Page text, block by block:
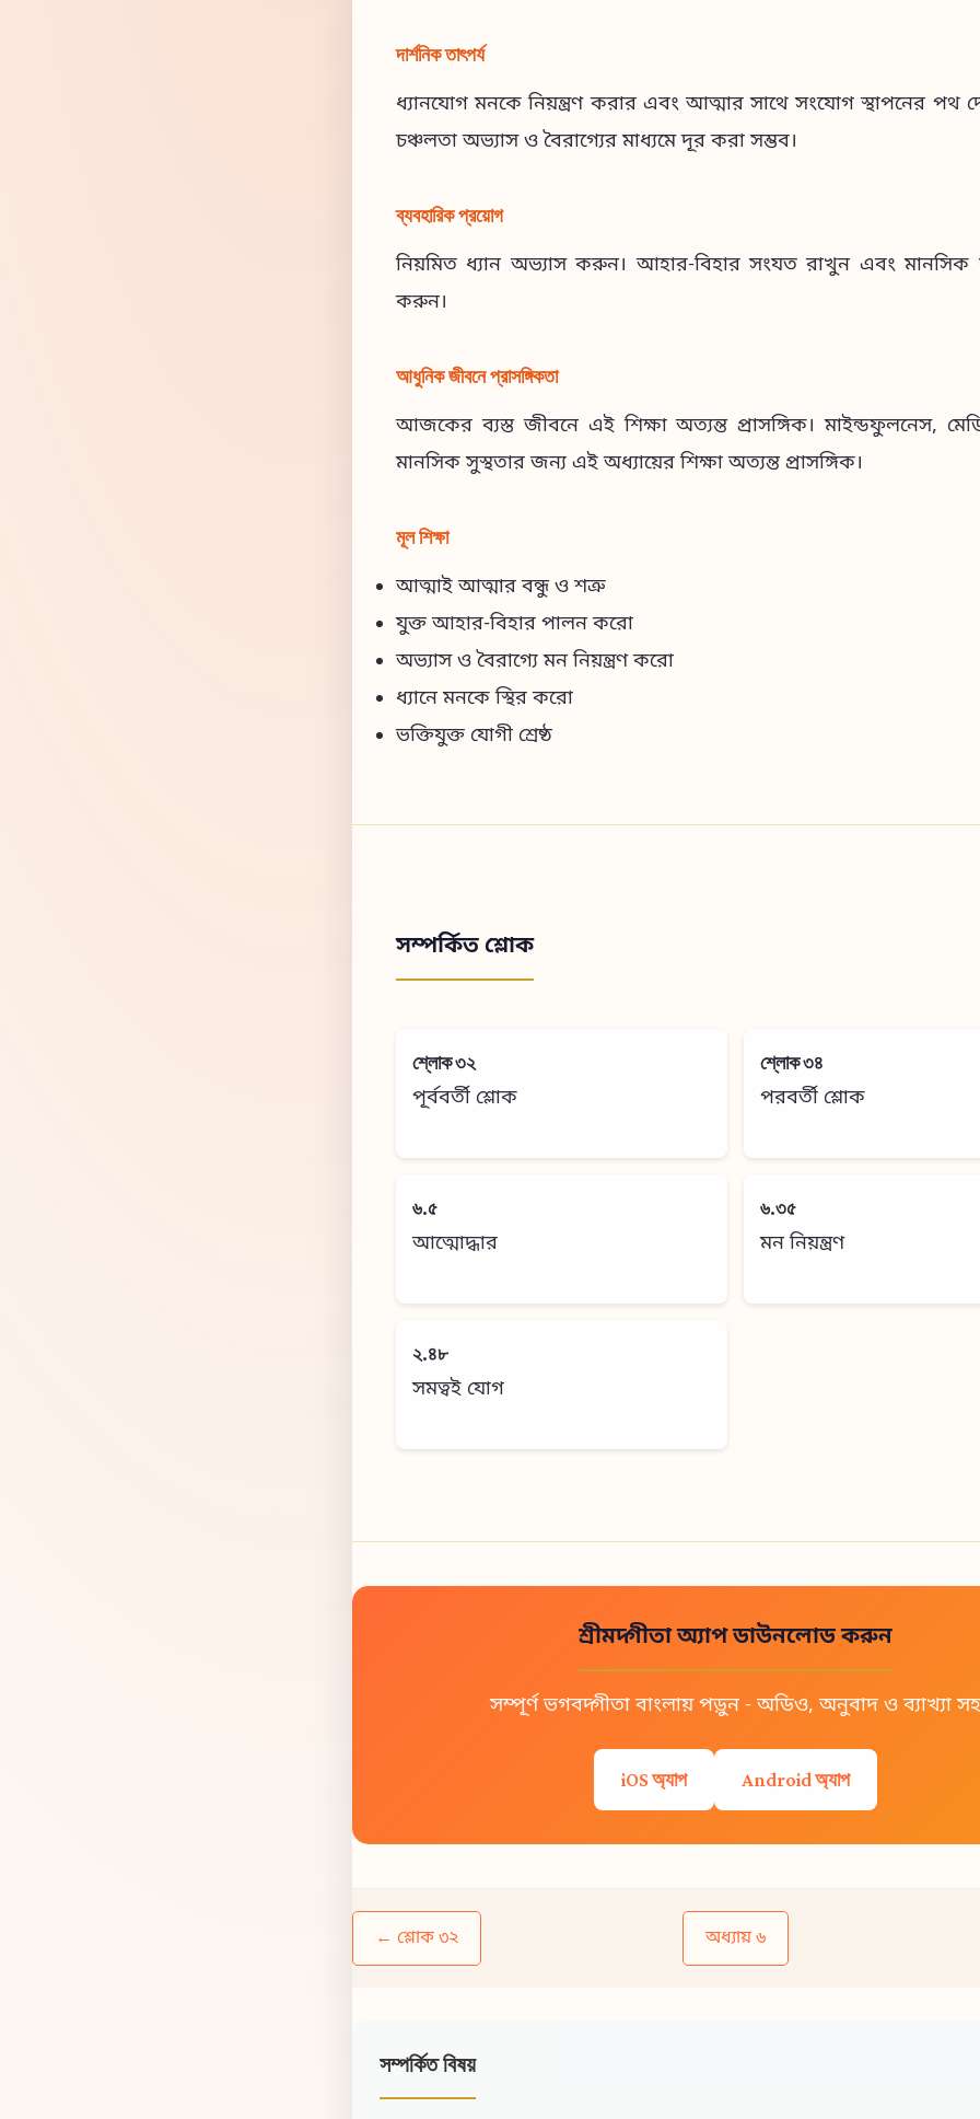
দার্শনিক তাৎপর্য
ধ্যানযোগ মনকে নিয়ন্ত্রণ করার এবং আত্মার সাথে সংযোগ স্থাপনের পথ
চঞ্চলতা অভ্যাস ও বৈরাগ্যের মাধ্যমে দূর করা সম্ভব।
ব্যবহারিক প্রয়োগ
নিয়মিত ধ্যান অভ্যাস করুন। আহার-বিহার সংযত রাখুন এবং মানসিক
করুন।
আধুনিক জীবনে প্রাসঙ্গিকতা
আজকের ব্যস্ত জীবনে এই শিক্ষা অত্যন্ত প্রাসঙ্গিক। মাইন্ডফুলনেস,
মানসিক সুস্থতার জন্য এই অধ্যায়ের শিক্ষা অত্যন্ত প্রাসঙ্গিক।
মূল শিক্ষা
আত্মাই আত্মার বন্ধু ও শত্রু
যুক্ত আহার-বিহার পালন করো
অভ্যাস ও বৈরাগ্যে মন নিয়ন্ত্রণ করো
ধ্যানে মনকে স্থির করো
ভক্তিযুক্ত যোগী শ্রেষ্ঠ
সম্পর্কিত শ্লোক
শ্লোক ৩২
পূর্ববর্তী শ্লোক
শ্লোক ৩৪
পরবর্তী শ্লোক
৬.৫
আত্মোদ্ধার
৬.৩৫
মন নিয়ন্ত্রণ
২.৪৮
সমত্বই যোগ
শ্রীমদ্গীতা অ্যাপ ডাউনলোড করুন
সম্পূর্ণ ভগবদ্গীতা বাংলায় পড়ুন - অডিও, অনুবাদ ও ব্যাখ্যা সহ
iOS অ্যাপ Android অ্যাপ
← শ্লোক ৩২ অধ্যায় ৬
সম্পর্কিত বিষয়